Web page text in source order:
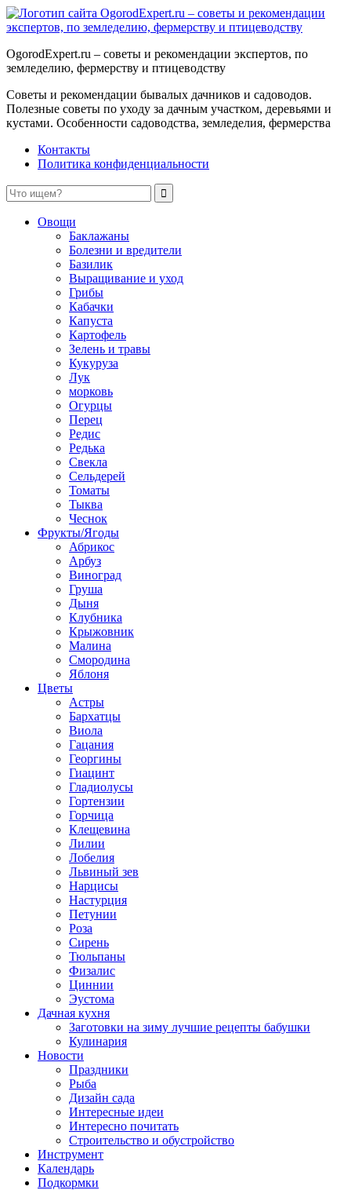
OgorodExpert.ru – cоветы и рекомендации экспертов, по
земледелию, фермерству и птицеводству
Советы и рекомендации бывалых дачников и садоводов.
Полезные советы по уходу за дачным участком, деревьями и
кустами. Особенности садоводства, земледелия, фермерства
Контакты
Политика конфиденциальности
Овощи
Баклажаны
Болезни и вредители
Базилик
Выращивание и уход
Грибы
Кабачки
Капуста
Картофель
Зелень и травы
Кукуруза
Лук
морковь
Огурцы
Перец
Редис
Редька
Свекла
Сельдерей
Томаты
Тыква
Чеснок
Фрукты/Ягоды
Абрикос
Арбуз
Виноград
Груша
Дыня
Клубника
Крыжовник
Малина
Смородина
Яблоня
Цветы
Астры
Бархатцы
Виола
Гацания
Георгины
Гиацинт
Гладиолусы
Гортензии
Горчица
Клещевина
Лилии
Лобелия
Львиный зев
Нарцисы
Настурция
Петунии
Роза
Сирень
Тюльпаны
Физалис
Циннии
Эустома
Дачная кухня
Заготовки на зиму лучшие рецепты бабушки
Кулинария
Новости
Праздники
Рыба
Дизайн сада
Интересные идеи
Интересно почитать
Строительство и обустройство
Инструмент
Календарь
Подкормки